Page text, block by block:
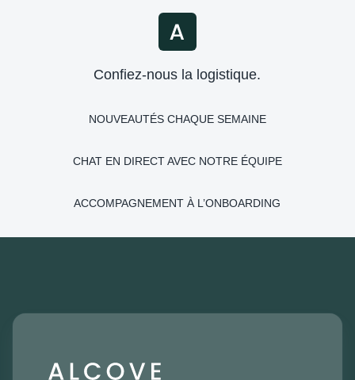
Confiez-nous la logistique.
NOUVEAUTÉS CHAQUE SEMAINE
CHAT EN DIRECT AVEC NOTRE ÉQUIPE
ACCOMPAGNEMENT À L’ONBOARDING